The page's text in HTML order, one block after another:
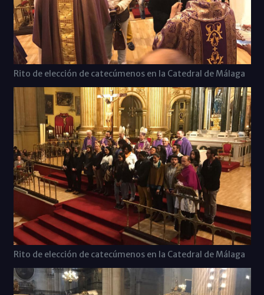
Rito de elección de catecúmenos en la Catedral de Málaga
Rito de elección de catecúmenos en la Catedral de Málaga